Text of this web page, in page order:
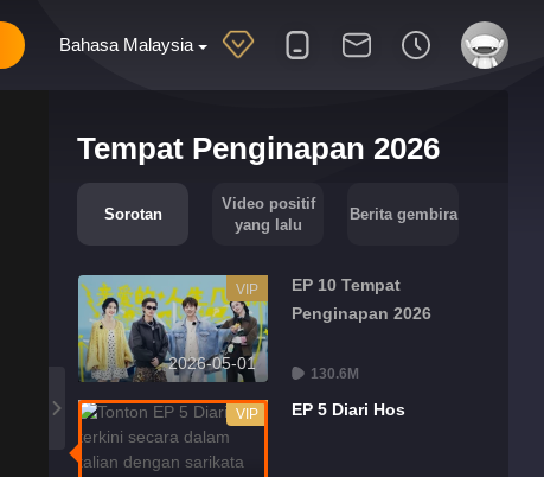
Bahasa Malaysia
Tempat Penginapan 2026
Sorotan
Video positif
yang lalu
Berita gembira
2026-05-01
VIP
EP 10 Tempat
Penginapan 2026
130.6M
VIP EP 5 Diari Hos